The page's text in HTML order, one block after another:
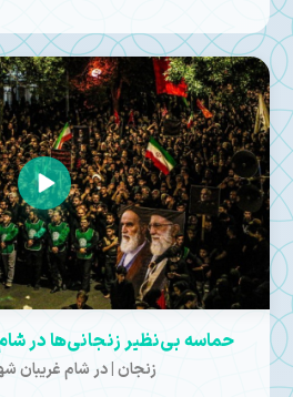
حماسه بی‌نظیر زنجانی‌ها در
زنجان | در شام غریبان